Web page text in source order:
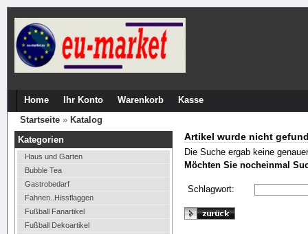
Home Ihr Konto Warenkorb
Kasse
Startseite » Katalog
Kategorien
Haus und Garten
Bubble Tea
Gastrobedarf
Fahnen..Hissflaggen
Fußball Fanartikel
Fußball Dekoartikel
Artikel wurde nicht
Die Suche ergab keine
Möchten Sie nocheinmal
Schlagwort: